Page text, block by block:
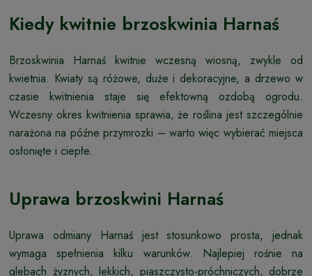
Kiedy kwitnie brzoskwinia Harnaś
Brzoskwinia Harnaś kwitnie wczesną wiosną, zwykle od
kwietnia. Kwiaty są różowe, duże i dekoracyjne, a drzewo w
czasie kwitnienia staje się efektowną ozdobą ogrodu.
Wczesny okres kwitnienia sprawia, że roślina jest szczególnie
narażona na późne przymrozki – warto więc wybierać miejsca
osłonięte i ciepłe.
Uprawa brzoskwini Harnaś
Uprawa odmiany Harnaś jest stosunkowo prosta, jednak
wymaga spełnienia kilku warunków. Najlepiej rośnie na
glebach żyznych, lekkich, piaszczysto-próchniczych, dobrze